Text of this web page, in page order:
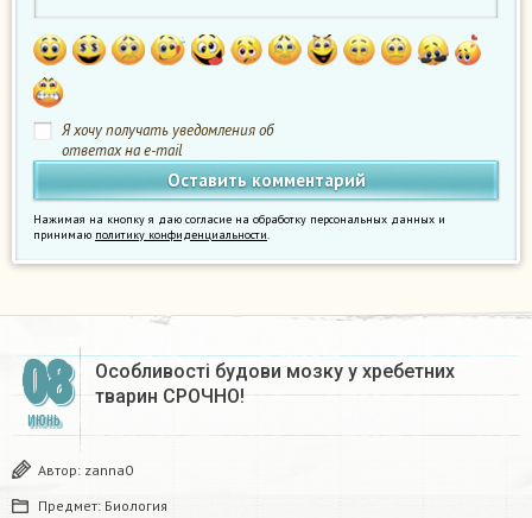
Я хочу получать уведомления об
ответах на e-mail
Нажимая на кнопку я даю согласие на обработку персональных данных и
принимаю политику конфиденциальности.
08
ИЮНЬ
Особливості будови мозку у хребетних
тварин СРОЧНО!
Автор: zanna0
Предмет: Биология